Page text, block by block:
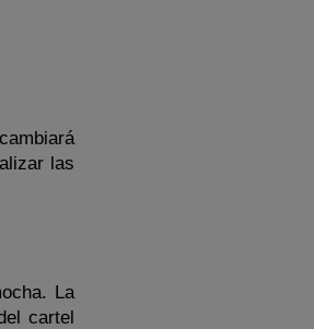
las
La
cartel